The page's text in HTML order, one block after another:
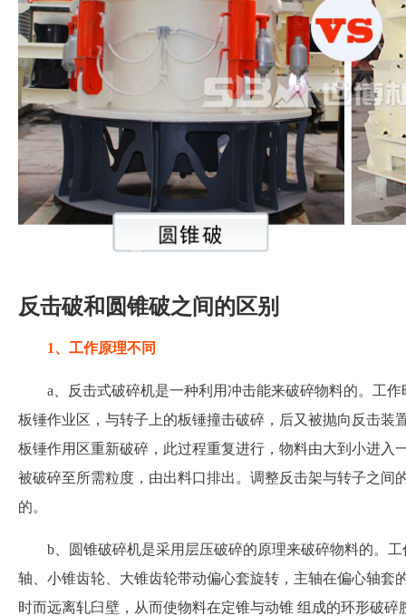
反击破和圆锥破之间的区别
1、工作原理不同
a、反击式破碎机是一种利用冲击能来破碎物料的。工
板锤作业区，与转子上的板锤撞击破碎，后又被抛向反击装
板锤作用区重新破碎，此过程重复进行，物料由大到小进入
被破碎至所需粒度，由出料口排出。调整反击架与转子之间
的。
b、圆锥破碎机是采用层压破碎的原理来破碎物料的。
轴、小锥齿轮、大锥齿轮带动偏心套旋转，主轴在偏心轴套
时而远离轧臼壁，从而使物料在定锥与动锥 组成的环形破